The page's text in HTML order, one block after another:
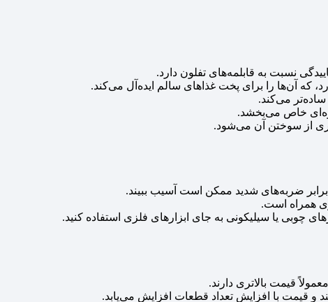
نسبت به قابلمه‌های تفلون دارد.
که آن‌ها را برای پخت غذاهای سالم ایده‌آل می‌کند.
می‌کند.
خاص می‌بخشد.
از سوختن آن می‌شود.
ضربه‌های شدید ممکن است آسیب ببیند.
همراه است.
چوبی یا سیلیکونی به جای ابزارهای فلزی استفاده کنید.
قیمت بالاتری دارند.